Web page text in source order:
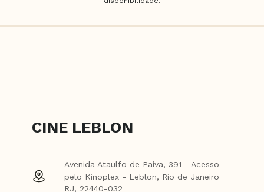
CINE LEBLON
Avenida Ataulfo de Paiva, 391 - Acesso
pelo Kinoplex - Leblon, Rio de Janeiro
RJ, 22440-032